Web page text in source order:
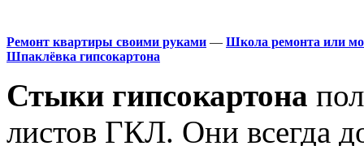
Ремонт квартиры своими руками — Школа ремонта или
Шпаклёвка гипсокартона
Стыки гипсокартона
листов ГКЛ. Они всегда